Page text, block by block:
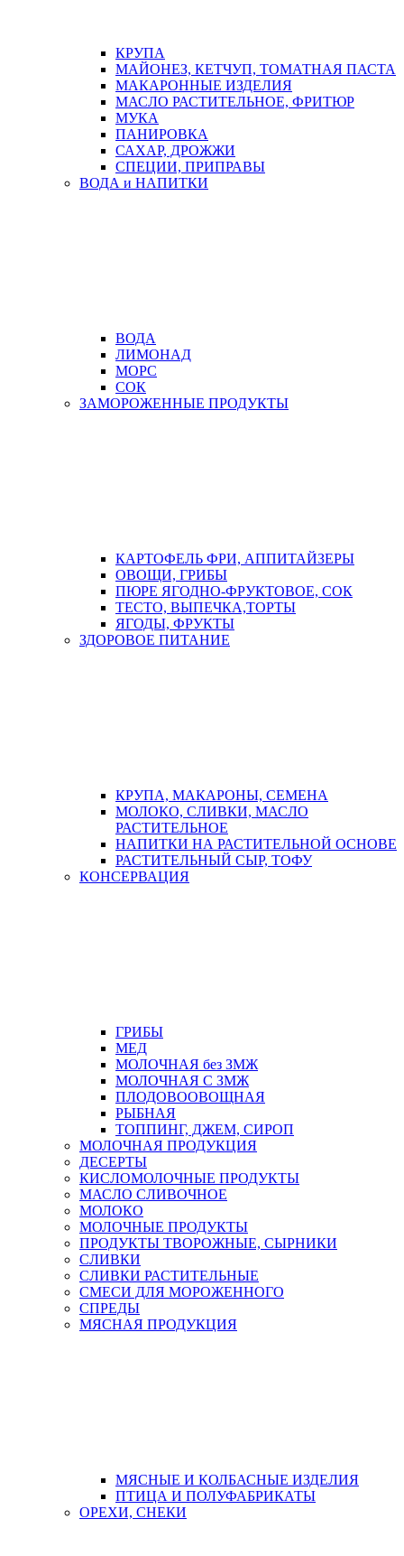
КРУПА
МАЙОНЕЗ, КЕТЧУП, ТОМАТНАЯ ПАСТА
МАКАРОННЫЕ ИЗДЕЛИЯ
МАСЛО РАСТИТЕЛЬНОЕ, ФРИТЮР
МУКА
ПАНИРОВКА
САХАР, ДРОЖЖИ
СПЕЦИИ, ПРИПРАВЫ
ВОДА и НАПИТКИ
ВОДА
ЛИМОНАД
МОРС
СОК
ЗАМОРОЖЕННЫЕ ПРОДУКТЫ
КАРТОФЕЛЬ ФРИ, АППИТАЙЗЕРЫ
ОВОЩИ, ГРИБЫ
ПЮРЕ ЯГОДНО-ФРУКТОВОЕ, СОК
ТЕСТО, ВЫПЕЧКА,ТОРТЫ
ЯГОДЫ, ФРУКТЫ
ЗДОРОВОЕ ПИТАНИЕ
КРУПА, МАКАРОНЫ, СЕМЕНА
МОЛОКО, СЛИВКИ, МАСЛО
РАСТИТЕЛЬНОЕ
НАПИТКИ НА РАСТИТЕЛЬНОЙ ОСНОВЕ
РАСТИТЕЛЬНЫЙ СЫР, ТОФУ
КОНСЕРВАЦИЯ
ГРИБЫ
МЕД
МОЛОЧНАЯ без ЗМЖ
МОЛОЧНАЯ С ЗМЖ
ПЛОДОВООВОЩНАЯ
РЫБНАЯ
ТОППИНГ, ДЖЕМ, СИРОП
МОЛОЧНАЯ ПРОДУКЦИЯ
ДЕСЕРТЫ
КИСЛОМОЛОЧНЫЕ ПРОДУКТЫ
МАСЛО СЛИВОЧНОЕ
МОЛОКО
МОЛОЧНЫЕ ПРОДУКТЫ
ПРОДУКТЫ ТВОРОЖНЫЕ, СЫРНИКИ
СЛИВКИ
СЛИВКИ РАСТИТЕЛЬНЫЕ
СМЕСИ ДЛЯ МОРОЖЕННОГО
СПРЕДЫ
МЯСНАЯ ПРОДУКЦИЯ
МЯСНЫЕ И КОЛБАСНЫЕ ИЗДЕЛИЯ
ПТИЦА И ПОЛУФАБРИКАТЫ
ОРЕХИ, СНЕКИ